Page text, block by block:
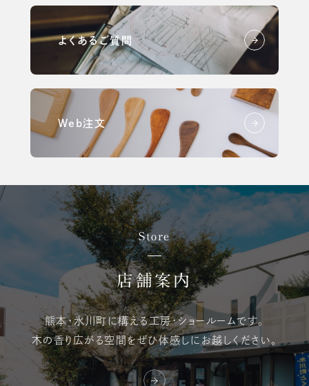
よくあるご質問
Web注文
Store
店舗案内
熊本・氷川町に構える工房・ショールームです。
木の香り広がる空間をぜひ体感しにお越しください。